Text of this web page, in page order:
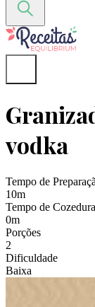
vodka
Tempo de
10m
Tempo de Cozedura
0m
Porções
2
Dificuldade
Baixa